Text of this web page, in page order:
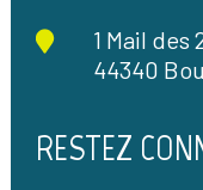
1 Mail des
44340
RESTEZ